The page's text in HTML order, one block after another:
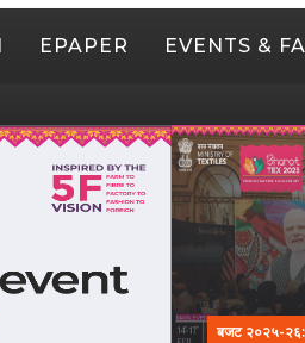
EPAPER EVENTS &
बजट २०२५-२६: